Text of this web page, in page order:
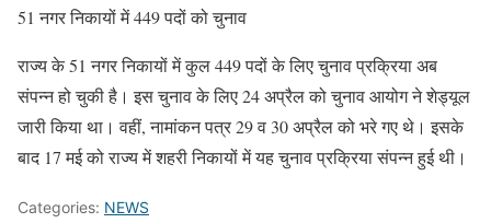
51 नगर निकायों में 449 पदों को चुनाव
राज्य के 51 नगर निकायों में कुल 449 पदों के लिए चुनाव प्रक्रिया अब
संपन्न हो चुकी है। इस चुनाव के लिए 24 अप्रैल को चुनाव आयोग ने शेड्यूल
जारी किया था। वहीं, नामांकन पत्र 29 व 30 अप्रैल को भरे गए थे। इसके
बाद 17 मई को राज्य में शहरी निकायों में यह चुनाव प्रक्रिया संपन्न हुई थी।
Categories: NEWS